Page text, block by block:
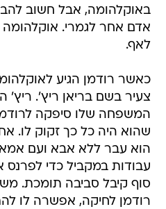
באוקלהומה, אבל חשוב
אדם אחר לגמרי. אוקלהומה
לאף.
כאשר רודמן הגיע
המשפחה שלו סיפקה
שהוא היה כל כך זקוק לו.
הוא עבר ללא אבא ועם
עבודות במקביל כדי
סוף קיבל סביבה תומכת.
רודמן לחיקה, אפשרה לו